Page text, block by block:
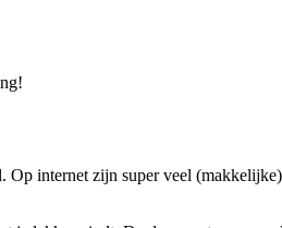
Op internet zijn super veel